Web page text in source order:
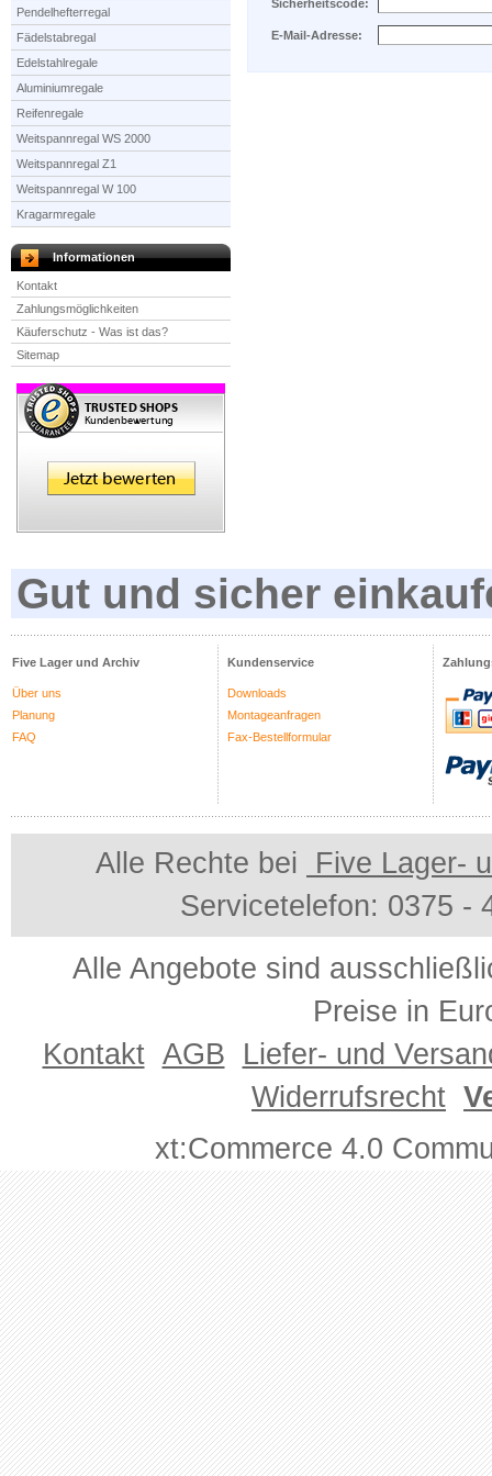
Pendelhefterregal
Fädelstabregal
Edelstahlregale
Aluminiumregale
Reifenregale
Weitspannregal WS 2000
Weitspannregal Z1
Weitspannregal W 100
Kragarmregale
Informationen
Kontakt
Zahlungsmöglichkeiten
Käuferschutz - Was ist das?
Sitemap
Sicherheitscode:
E-Mail-Adresse:
Gut und sicher
Five Lager und Archiv
Über uns
Planung
FAQ
Kundenservice
Downloads
Montageanfragen
Fax-Bestellformular
Alle Rechte bei
Five Lager-
Servicetelefon: 0375 -
Alle Angebote sind
Preise in
Kontakt AGB
Liefer- und
Widerrufsrecht
xt:Commerce 4.0